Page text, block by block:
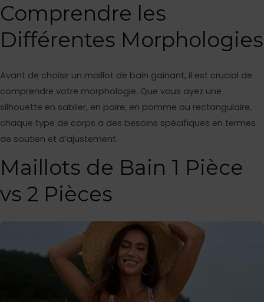
Comprendre les
Différentes Morphologies
Avant de choisir un maillot de bain gainant, il est crucial de
comprendre votre morphologie. Que vous ayez une
silhouette en sablier, en poire, en pomme ou rectangulaire,
chaque type de corps a des besoins spécifiques en termes
de soutien et d’ajustement.
Maillots de Bain 1 Pièce
vs 2 Pièces